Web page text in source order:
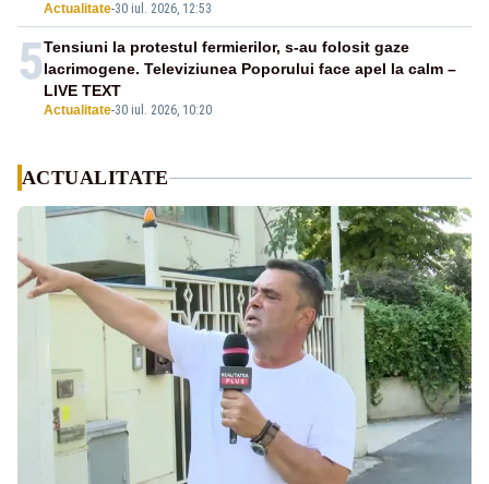
Actualitate-30 iul. 2026, 12:53
5
Actualitate-30 iul. 2026, 10:20
Tensiuni la protestul fermierilor, s-au folosit gaze
lacrimogene. Televiziunea Poporului face apel la calm –
LIVE TEXT
ACTUALITATE